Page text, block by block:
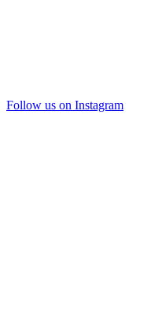
Follow us on Instagram